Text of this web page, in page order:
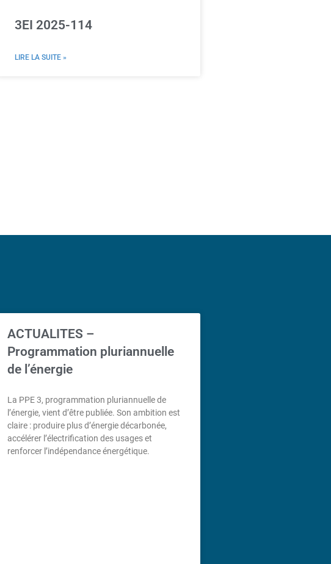
3EI 2025-114
LIRE LA SUITE »
ACTUALITES –
Programmation pluriannuelle
de l’énergie
La PPE 3, programmation pluriannuelle de
l’énergie, vient d’être publiée. Son ambition est
claire : produire plus d’énergie décarbonée,
accélérer l’électrification des usages et
renforcer l’indépendance énergétique.